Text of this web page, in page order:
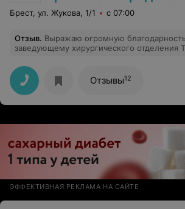
Брест, ул. Жукова, 1/1 с 07:00
Отзыв. Выражаю огромную
заведующему хирургического отделения
профессиональные руки случайно, и
он самый лучший хирург в Бресте! Больше бы таких
профессионалов своего дела!!!
Отзывы12
ЭФФЕКТИВНАЯ РЕКЛАМА НА САЙТЕ